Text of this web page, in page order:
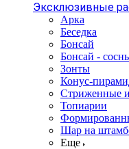
Эксклюзивные
Арка
Беседка
Бонсай
Бонсай -
Зонты
Конус-
Стриженные и
Топиарии
Шар на
Еще